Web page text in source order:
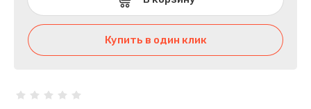
Bombbar 40гр и 60гр, Овсяное
Bombbar 40гр
и пирожные протеиновые
Bombbar в шоколаде, 40гр
Купить в один клик